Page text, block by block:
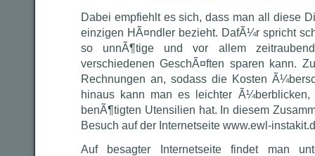
Dabei empfiehlt es sich, dass man all diese
einzigen HÃ¤ndler bezieht. DafÃ¼r spricht
so unnÃ¶tige und vor allem
verschiedenen GeschÃ¤ften sparen kann.
Rechnungen an, sodass die Kosten
hinaus kann man es leichter
benÃ¶tigten Utensilien hat. In diesem
Besuch auf der Internetseite www.ewl-
Auf besagter Internetseite findet man